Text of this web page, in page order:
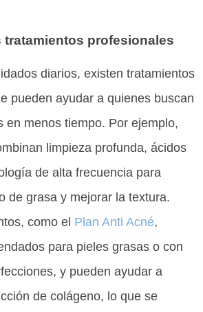
tratamientos profesionales
diarios, existen tratamientos
pueden ayudar a quienes buscan
en menos tiempo. Por ejemplo,
limpieza profunda, ácidos
de alta frecuencia para
de grasa y mejorar la textura.
como el Plan Anti Acné,
para pieles grasas o con
y pueden ayudar a
de colágeno, lo que se